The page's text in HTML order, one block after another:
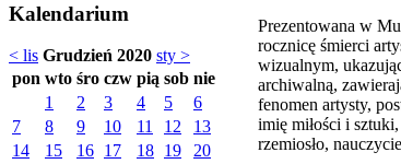
Kalendarium
< lis Grudzień 2020 sty >
pon wto śro czw pią sob nie
1
2 3 4 5
6
7
8 9 10 11 12
13
14
15 16 17 18 19
20
Prezentowana w
rocznicę śmierci
wizualnym,
archiwalną,
fenomen artysty,
imię miłości i
rzemiosło,